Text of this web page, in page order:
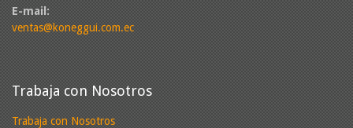
E-mail:
ventas@koneggui.com.ec
Trabaja con Nosotros
Trabaja con Nosotros